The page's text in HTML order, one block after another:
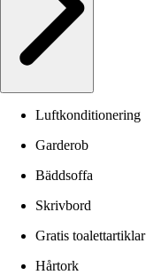
Luftkonditionering
Garderob
Bäddsoffa
Skrivbord
Gratis toalettartiklar
Hårtork